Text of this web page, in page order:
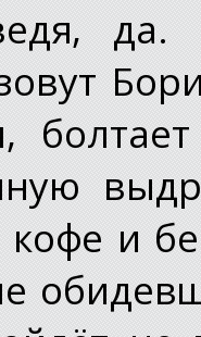
да.
и